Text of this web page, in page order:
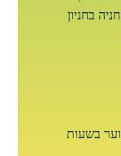
בחניון
בשעות